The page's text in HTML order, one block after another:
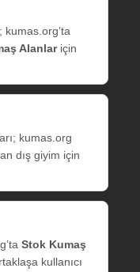
kumas.org’ta
Alanlariçin
kumas.org
dış giyim için
Stok Kumaş
kullanıcı